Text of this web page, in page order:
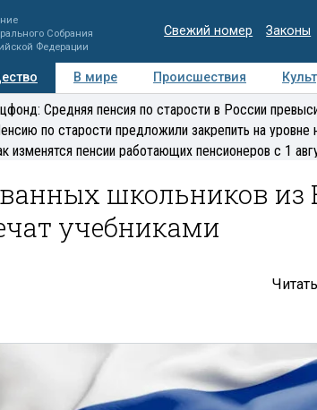
Собрания
Федерации
Свежий номер Законы
В мире Происшествия
Регионы Медиацентр Интервью
Средняя пенсия по старости в России
по старости предложили закрепить на уровне
изменятся пенсии работающих пенсионеров с 1
школьников из
учебниками